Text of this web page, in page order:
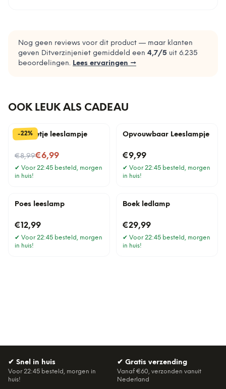
Nog geen reviews voor dit product — maar klanten
geven Ditverzinjeniet gemiddeld een 4,7/5 uit 6.235
beoordelingen. Lees ervaringen →
OOK LEUK ALS CADEAU
-22%
Mannetje leeslampje
€8,99
Nu voor€6,99
✔ Voor 22:45 besteld, morgen
in huis!
Opvouwbaar Leeslampje
€9,99
✔ Voor 22:45 besteld, morgen
in huis!
Poes leeslamp
€12,99
✔ Voor 22:45 besteld, morgen
in huis!
Boek ledlamp
€29,99
✔ Voor 22:45 besteld, morgen
in huis!
✔ Snel in huis
Voor 22:45 besteld, morgen in
huis!
✔ Gratis verzending
Vanaf €60, verzonden vanuit
Nederland